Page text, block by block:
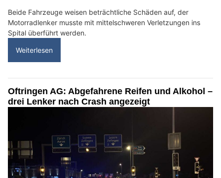
Beide Fahrzeuge weisen beträchtliche Schäden auf, der
Motorradlenker musste mit mittelschweren Verletzungen ins
Spital überführt werden.
Weiterlesen
Oftringen AG: Abgefahrene Reifen und Alkohol –
drei Lenker nach Crash angezeigt